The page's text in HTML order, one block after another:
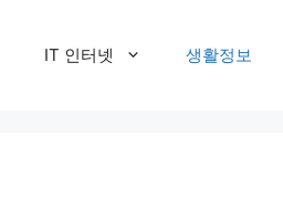
IT 인터넷 생활정보